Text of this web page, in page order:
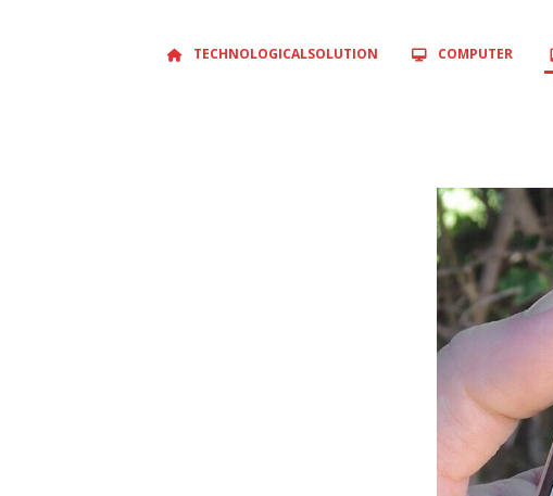
TECHNOLOGICALSOLUTION COMPUTER